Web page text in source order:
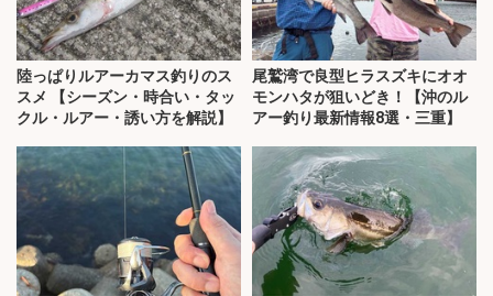
陸っぱりルアーカマス釣りのス
スメ 【シーズン・時合い・タッ
クル・ルアー・誘い方を解説】
尾鷲湾で良型ヒラスズキにオオ
モンハタが狙いどき！【沖のル
アー釣り最新情報8選・三重】